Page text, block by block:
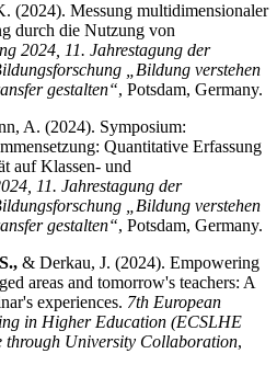
(2024). Messung multidimensionaler
durch die Nutzung von
2024, 11. Jahrestagung der
„Bildung verstehen
gestalten“, Potsdam, Germany.
A. (2024). Symposium:
Quanti­tative Erfassung
auf Klassen- und
11. Jahrestagung der
„Bildung verstehen
gestalten“, Potsdam, Germany.
& Derkau, J. (2024). Empowering
areas and tomorrow's teachers: A
experiences. 7th European
in Higher Education (ECSLHE
through University Collaboration,